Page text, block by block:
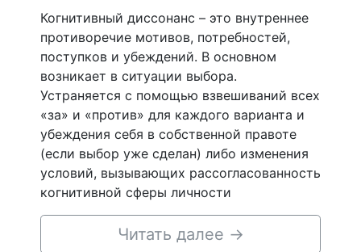
Когнитивный диссонанс – это внутреннее
противоречие мотивов, потребностей,
поступков и убеждений. В основном
возникает в ситуации выбора.
Устраняется с помощью взвешиваний всех
«за» и «против» для каждого варианта и
убеждения себя в собственной правоте
(если выбор уже сделан) либо изменения
условий, вызывающих рассогласованность
когнитивной сферы личности
Читать далее →